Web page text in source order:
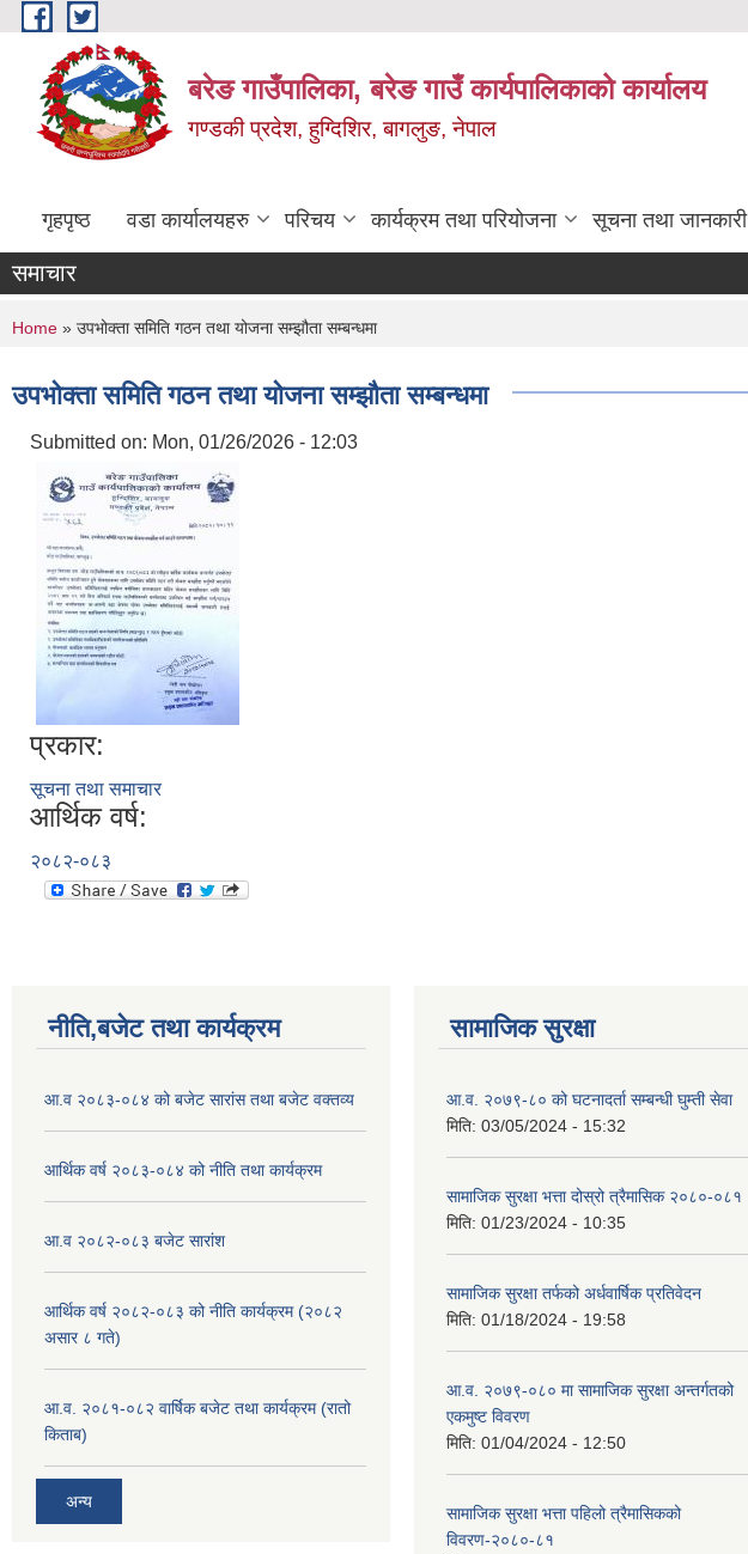
Skip to main content
बरेङ गाउँपालिका, बरेङ गाउँ कार्यपालिकाको कार्यालय
गण्डकी प्रदेश, हुग्दिशिर, बागलुङ, नेपाल
गृहपृष्ठ वडा कार्यालयहरु परिचय कार्यक्रम तथा परियोजना सूचना तथा जानकारी
समाचार
You are here
Home » उपभोक्ता समिति गठन तथा योजना सम्झौता सम्बन्धमा
उपभोक्ता समिति गठन तथा योजना सम्झौता सम्बन्धमा
Submitted on: Mon, 01/26/2026 - 12:03
प्रकार:
सूचना तथा समाचार
आर्थिक वर्ष:
२०८२-०८३
नीति,बजेट तथा कार्यक्रम
आ.व २०८३-०८४ को बजेट सारांस तथा बजेट वक्तव्य
आर्थिक वर्ष २०८३-०८४ को नीति तथा कार्यक्रम
आ.व २०८२-०८३ बजेट सारांश
आर्थिक वर्ष २०८२-०८३ को नीति कार्यक्रम (२०८२
असार ८ गते)
आ.व. २०८१-०८२ वार्षिक बजेट तथा कार्यक्रम (रातो
किताब)
अन्य
सामाजिक सुरक्षा
आ.व. २०७९-८० को घटनादर्ता सम्बन्धी घुम्ती सेवा
मिति: 03/05/2024 - 15:32
सामाजिक सुरक्षा भत्ता दोस्रो त्रैमासिक २०८०-०८१
मिति: 01/23/2024 - 10:35
सामाजिक सुरक्षा तर्फको अर्धवार्षिक प्रतिवेदन
मिति: 01/18/2024 - 19:58
आ.व. २०७९-०८० मा सामाजिक सुरक्षा अन्तर्गतको
एकमुष्ट विवरण
मिति: 01/04/2024 - 12:50
सामाजिक सुरक्षा भत्ता पहिलो त्रैमासिकको
विवरण-२०८०-८१